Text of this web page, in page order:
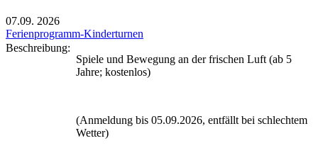
07.09. 2026
Ferienprogramm-Kinderturnen
Beschreibung:
Spiele und Bewegung an der frischen Luft (ab 5
Jahre; kostenlos)
(Anmeldung bis 05.09.2026, entfällt bei schlechtem
Wetter)